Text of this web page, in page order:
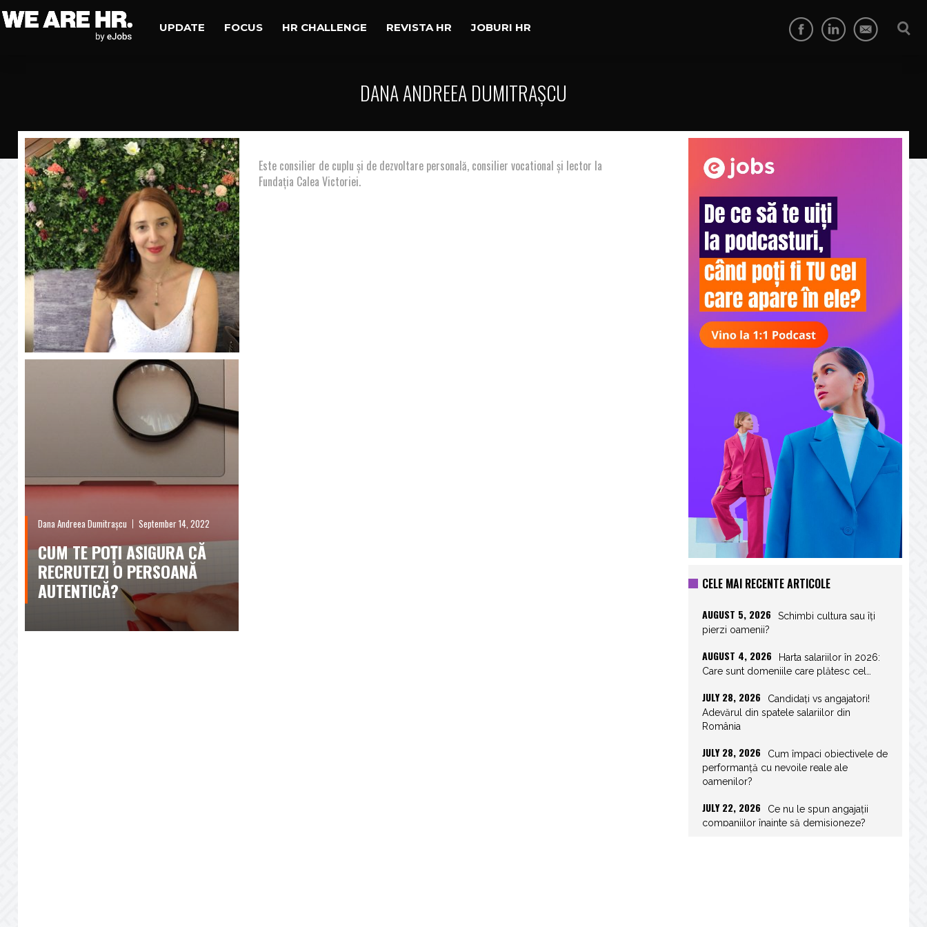
UPDATE FOCUS HR CHALLENGE REVISTA HR JOBURI HR
DANA ANDREEA DUMITRAȘCU
Este consilier de cuplu și de dezvoltare personală, consilier vocational și lector la
Fundația Calea Victoriei.
Dana Andreea Dumitrașcu September 14, 2022
CUM TE POȚI ASIGURA CĂ
RECRUTEZI O PERSOANĂ
AUTENTICĂ? CELE MAI RECENTE ARTICOLE
AUGUST 5, 2026
Schimbi cultura sau îți
pierzi oamenii?
AUGUST 4, 2026
Harta salariilor în 2026:
Care sunt domeniile care plătesc cel…
JULY 28, 2026
Candidați vs angajatori!
Adevărul din spatele salariilor din
România
JULY 28, 2026
Cum împaci obiectivele de
performanță cu nevoile reale ale
oamenilor?
JULY 22, 2026
Ce nu le spun angajații
companiilor înainte să demisioneze?